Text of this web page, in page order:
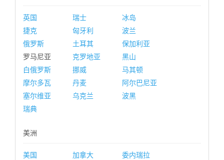
英国 瑞士
冰岛
捷克
匈牙利
波兰
俄罗斯
土耳其
保加利亚
罗马尼亚
克罗地亚
黑山
白俄罗斯
挪威
马其顿
摩尔多瓦
丹麦
阿尔巴尼亚
塞尔维亚
乌克兰
波黑
瑞典
美洲
美国 加拿大
委内瑞拉